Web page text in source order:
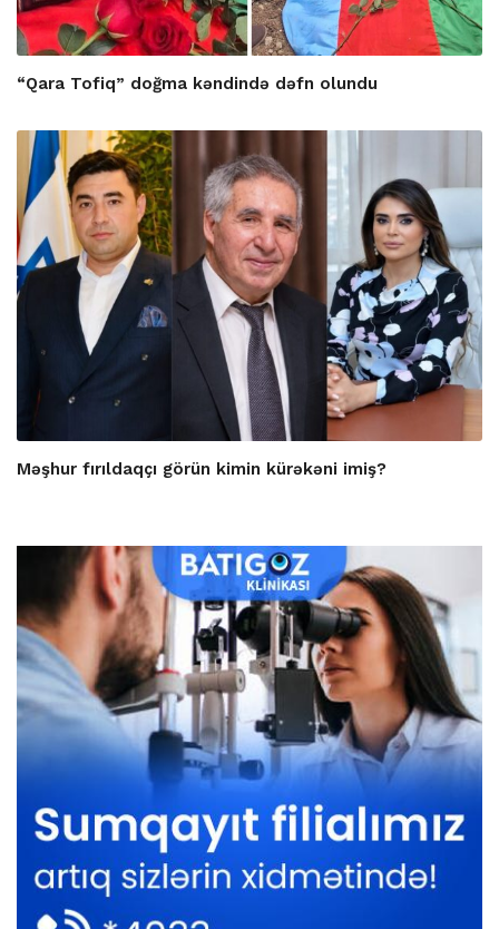
“Qara Tofiq” doğma kəndində dəfn olundu
Məşhur fırıldaqçı görün kimin kürəkəni imiş?